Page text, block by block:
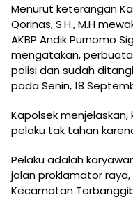
Menurut keterangan
Qorinas, S.H., M.H
AKBP Andik Purnomo
mengatakan,
polisi dan sudah
pada Senin, 18
Kapolsek
pelaku tak tahan
Pelaku adalah
jalan proklamator
Kecamatan